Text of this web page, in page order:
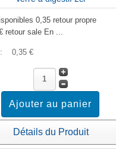
0,35 retour propre
retour sale En ...
0,35 €
Détails du Produit